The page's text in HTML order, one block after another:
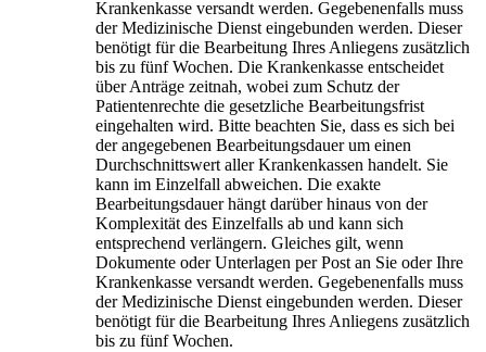
Krankenkasse versandt werden. Gegebenenfalls muss
der Medizinische Dienst eingebunden werden. Dieser
benötigt für die Bearbeitung Ihres Anliegens zusätzlich
bis zu fünf Wochen. Die Krankenkasse entscheidet
über Anträge zeitnah, wobei zum Schutz der
Patientenrechte die gesetzliche Bearbeitungsfrist
eingehalten wird. Bitte beachten Sie, dass es sich bei
der angegebenen Bearbeitungsdauer um einen
Durchschnittswert aller Krankenkassen handelt. Sie
kann im Einzelfall abweichen. Die exakte
Bearbeitungsdauer hängt darüber hinaus von der
Komplexität des Einzelfalls ab und kann sich
entsprechend verlängern. Gleiches gilt, wenn
Dokumente oder Unterlagen per Post an Sie oder Ihre
Krankenkasse versandt werden. Gegebenenfalls muss
der Medizinische Dienst eingebunden werden. Dieser
benötigt für die Bearbeitung Ihres Anliegens zusätzlich
bis zu fünf Wochen.